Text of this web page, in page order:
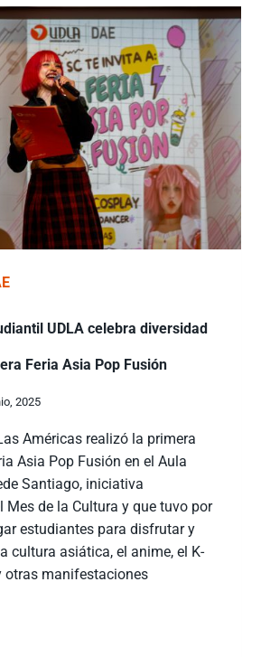
UDLA celebra diversidad
Feria Asia Pop Fusión
2025
Américas realizó la primera
Asia Pop Fusión en el Aula
Santiago, iniciativa
Mes de la Cultura y que tuvo por
estudiantes para disfrutar y
cultura asiática, el anime, el K-
otras manifestaciones